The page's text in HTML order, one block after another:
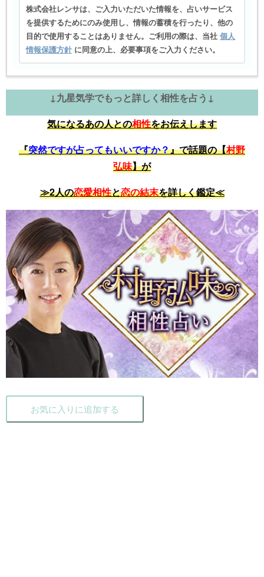
株式会社レンサは、ご入力いただいた情報を、占いサービス
を提供するためにのみ使用し、情報の蓄積を行ったり、他の
目的で使用することはありません。ご利用の際は、当社 個人
情報保護方針 に同意の上、必要事項をご入力ください。
↓九星気学でもっと詳しく相性を占う↓
気になるあの人との相性をお伝えします
『突然ですが占ってもいいですか？』で話題の【村野
弘味】が
≫2人の恋愛相性と恋の結末を詳しく鑑定≪
お気に入りに追加する